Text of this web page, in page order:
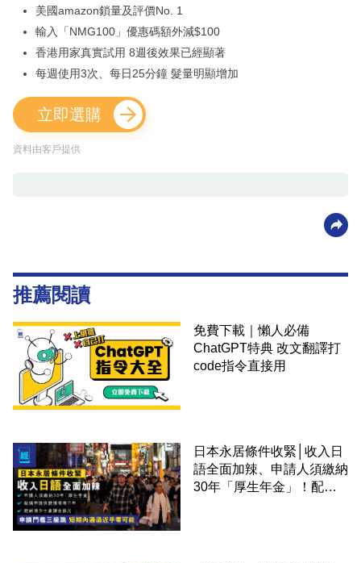
美國amazon鎖量及評價No. 1
輸入「NMG100」優惠碼額外減$100
香港用家真實試用 8週後效果已經顯著
每週使用3次、每日25分鐘 髮量明顯增加
立即選購
資料由客戶提供
推薦閱讀
免費下載｜懶人必備
ChatGPT特典 改文翻譯打
code指令直接用
日本永居條件收緊│收入日
語全面加辣、申請人須繳納
30年「厚生年金」！配偶